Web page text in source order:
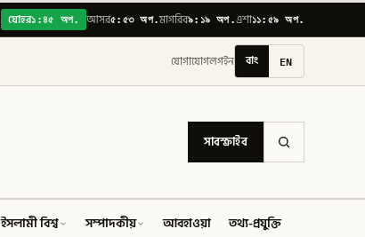
যোহর১:৪৫ অপ. আসর৫:৫৩ অপ.মাগরিব৯:১৯ অপ.এশা১১:৫৯ অপ.
যোগাযোগলগইন বাং EN
সাবস্ক্রাইব
ইসলামী বিশ্ব সম্পাদকীয় আবহাওয়া তথ্য-প্রযুক্তি